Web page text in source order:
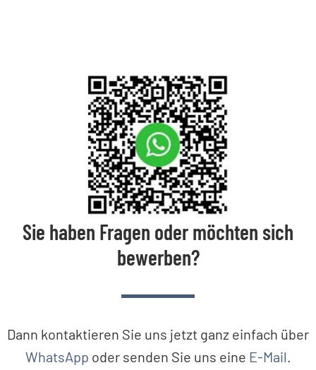
Sie haben Fragen oder möchten sich
bewerben?
Dann kontaktieren Sie uns jetzt ganz einfach über
WhatsApp oder senden Sie uns eine E-Mail.